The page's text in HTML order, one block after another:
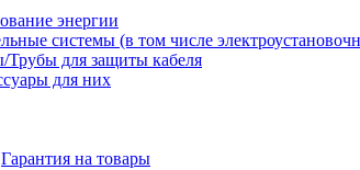
энергии
системы (в том числе
Трубы для защиты кабеля
для них
Гарантия на товары